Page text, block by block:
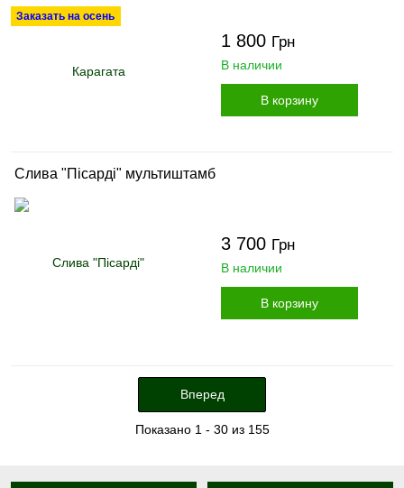
Заказать на осень
1 800 Грн
В наличии
В корзину
Слива "Пісарді" мультиштамб
3 700 Грн
В наличии
В корзину
Вперед
Показано 1 - 30 из 155